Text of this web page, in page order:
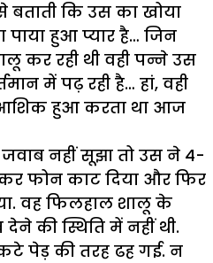
कि उस का खोया
हुआ प्यार है… जिन
कर रही थी वही पन्ने उस
में पढ़ रही है… हां, वही
हुआ करता था आज
नहीं सूझा तो उस ने 4-
कर फोन काट दिया और फिर
वह फिलहाल शालू के
की स्थिति में नहीं थी.
पेड़ की तरह ढह गई. न